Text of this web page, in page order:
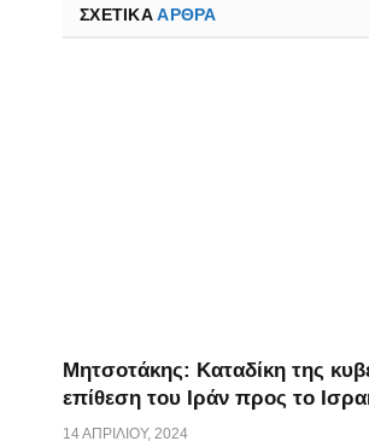
ΣΧΕΤΙΚΑΆΡΘΡΑ
Μητσοτάκης: Καταδίκη της
επίθεση του Ιράν προς το
14 ΑΠΡΙΛΊΟΥ, 2024